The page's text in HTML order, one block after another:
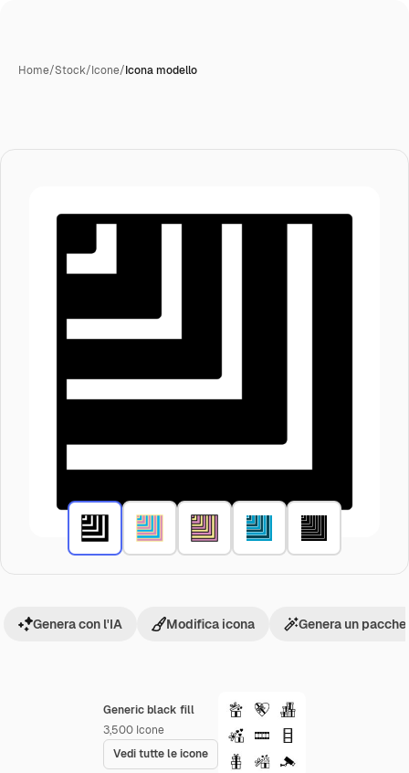
Home/Stock/Icone/Icona modello
Generic black fill
3,500 Icone
Vedi tutte le icone
Genera con l'IA Modifica icona Genera un